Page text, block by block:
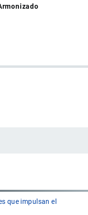
que impulsan el